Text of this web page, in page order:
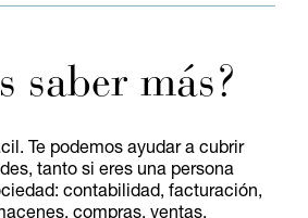
saber más?
Te podemos ayudar a cubrir
tanto si eres una persona
contabilidad, facturación,
compras, ventas,